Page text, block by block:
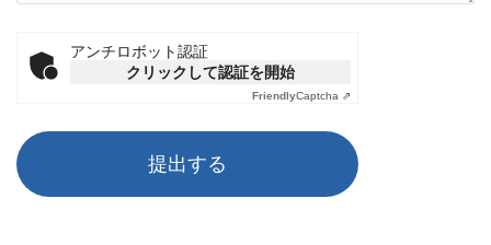
アンチロボット認証
クリックして認証を開始
FriendlyCaptcha ⇗
提出する